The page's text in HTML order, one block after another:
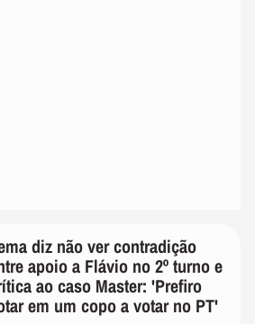
diz não ver contradição
apoio a Flávio no 2º turno e
ao caso Master: 'Prefiro
em um copo a votar no PT'